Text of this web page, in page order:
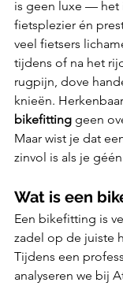
is geen luxe — het
fietsplezier én
veel fietsers
tijdens of na het
rugpijn, dove
knieën.
bikefitting geen
Maar wist je dat
zinvol is als je
Wat is een
Een bikefitting is
zadel op de juiste
Tijdens een
analyseren we bij